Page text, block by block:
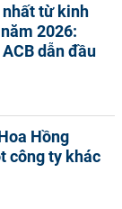
nhất từ kinh
2026:
dẫn đầu
Hồng
công ty khác